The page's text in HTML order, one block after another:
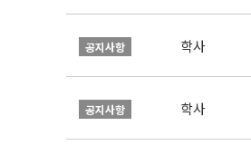
공지사항 학사
공지사항 학사